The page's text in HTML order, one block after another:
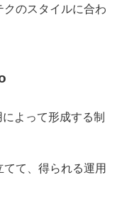
クのスタイルに合わ
よって形成する制
て、得られる運用